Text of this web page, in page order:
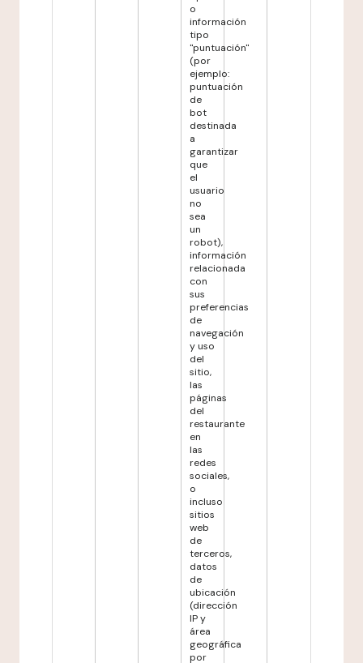
o
información
tipo
"puntuación"
(por
ejemplo:
puntuación
de
bot
destinada
a
garantizar
que
el
usuario
no
sea
un
robot),
información
relacionada
con
sus
preferencias
de
navegación
y uso
del
sitio,
las
páginas
del
restaurante
en
las
redes
sociales,
o
incluso
sitios
web
de
terceros,
datos
de
ubicación
(dirección
IP y
área
geográfica
por